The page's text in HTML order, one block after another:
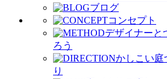
ブログ
コンセプト
デザイナーと
ろう
かしこい庭
り